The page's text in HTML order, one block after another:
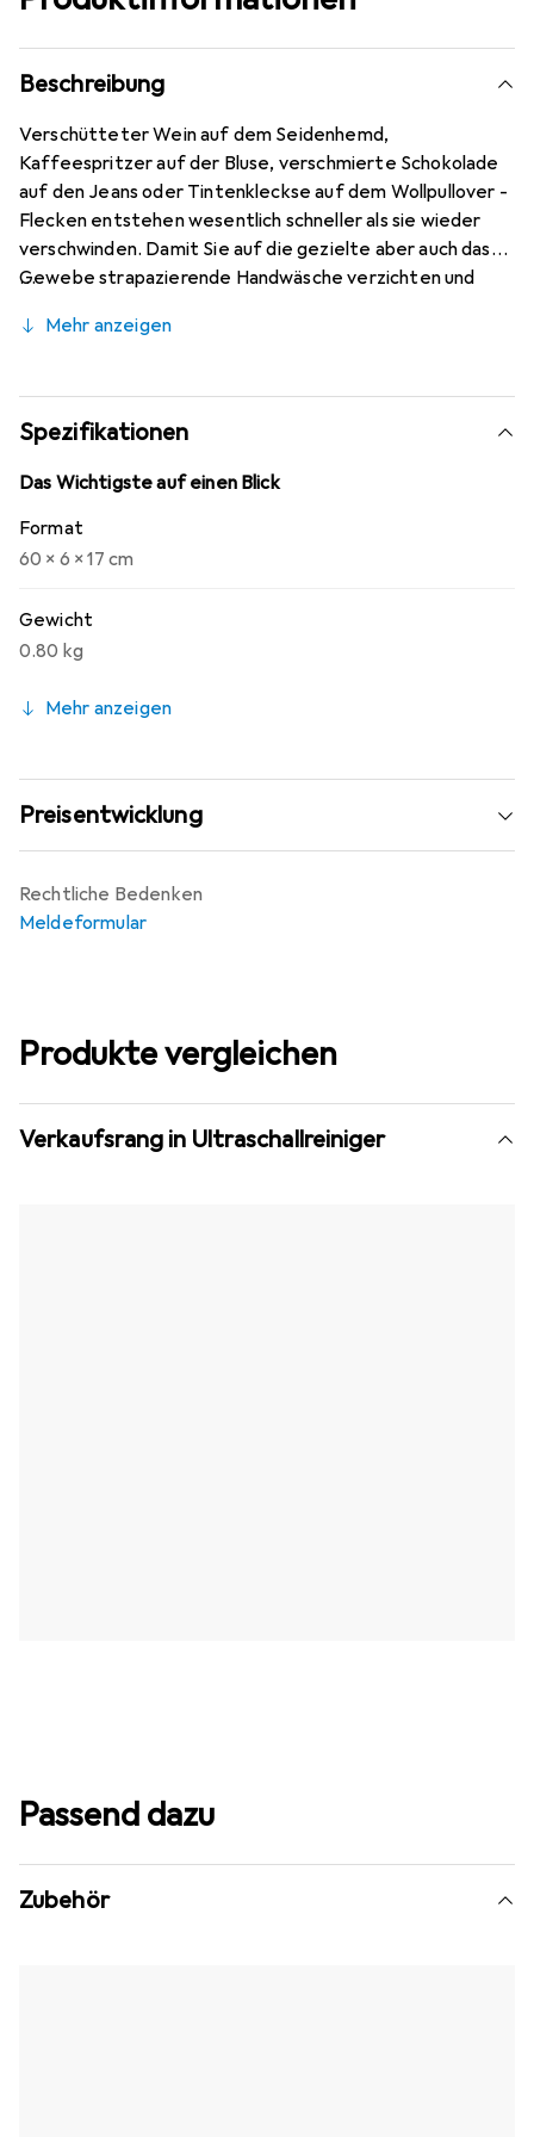
Beschreibung
Verschütteter Wein auf dem Seidenhemd,
Kaffeespritzer auf der Bluse, verschmierte Schokolade
auf den Jeans oder Tintenkleckse auf dem Wollpullover -
Flecken entstehen wesentlich schneller als sie wieder
verschwinden. Damit Sie auf die gezielte aber auch das
Gewebe strapazierende Handwäsche verzichten und
waschen können, behandeln Sie diese mit dem
Wasser und farblosem Reinigungsmittel vor. Der Stift
sendet winzige Schwingungen durch die Fasern und löst
die Flecken so Teilchen für Teilchen. Die Maschine hat es
anschliessend einfacher, die Fleckenreste vollständig zu
weniger beansprucht aus dem Waschgang, sehen länger
gut aus und fühlen sich auch so an.
Mehr anzeigen
Spezifikationen
Das Wichtigste auf einen Blick
Format
60 x 6 x 17 cm
Gewicht
0.80 kg
Mehr anzeigen
Preisentwicklung
Rechtliche Bedenken
Meldeformular
Produkte vergleichen
Verkaufsrang in Ultraschallreiniger
Passend dazu
Zubehör